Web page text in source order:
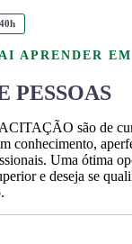
APRENDER EM
PESSOAS
são de
conhecimento,
Uma ótima
e deseja se